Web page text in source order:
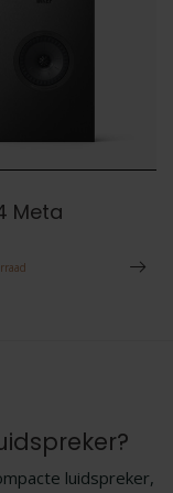
Meta
luidspreker,